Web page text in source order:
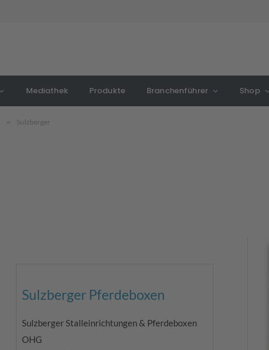
Mediathek Produkte Branchenführer Shop
» Sulzberger
Sulzberger Pferdeboxen
Sulzberger Stalleinrichtungen & Pferdeboxen
OHG